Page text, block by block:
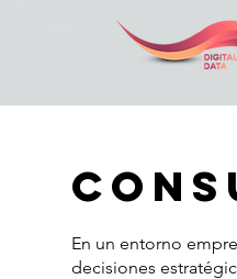
En un entorno
decisiones